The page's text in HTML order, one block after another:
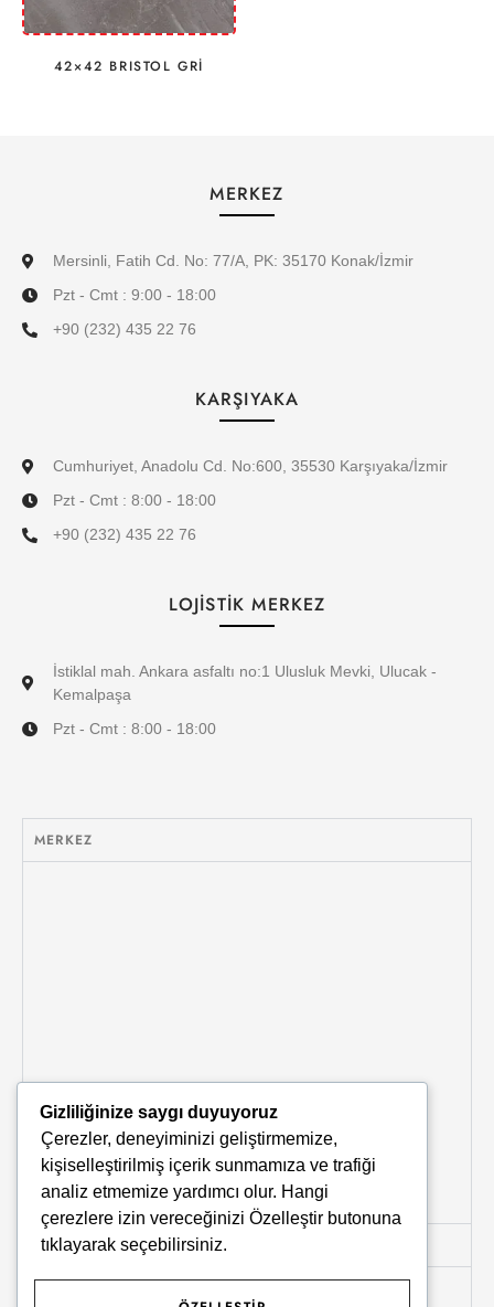
42×42 BRISTOL GRİ
MERKEZ
Mersinli, Fatih Cd. No: 77/A, PK: 35170 Konak/İzmir
Pzt - Cmt : 9:00 - 18:00
+90 (232) 435 22 76
KARŞIYAKA
Cumhuriyet, Anadolu Cd. No:600, 35530 Karşıyaka/İzmir
Pzt - Cmt : 8:00 - 18:00
+90 (232) 435 22 76
LOJİSTİK MERKEZ
İstiklal mah. Ankara asfaltı no:1 Ulusluk Mevki, Ulucak -
Kemalpaşa
Pzt - Cmt : 8:00 - 18:00
MERKEZ
KARŞIYAKA
Gizliliğinize saygı duyuyoruz
Çerezler, deneyiminizi geliştirmemize,
kişiselleştirilmiş içerik sunmamıza ve trafiği
analiz etmemize yardımcı olur. Hangi
çerezlere izin vereceğinizi Özelleştir butonuna
tıklayarak seçebilirsiniz.